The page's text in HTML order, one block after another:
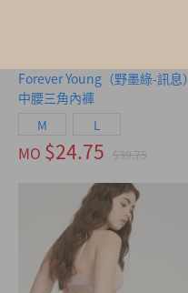
Forever Young（野墨綠-訊息）
中腰三角內褲
M L
MO $24.75 $39.75